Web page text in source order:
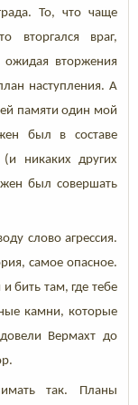
То, что чаще
вторгался враг,
вторжения
наступления. А
памяти один мой
был в составе
никаких других
был совершать
слово агрессия.
самое опасное.
бить там, где тебе
камни, которые
Вермахт до
так. Планы